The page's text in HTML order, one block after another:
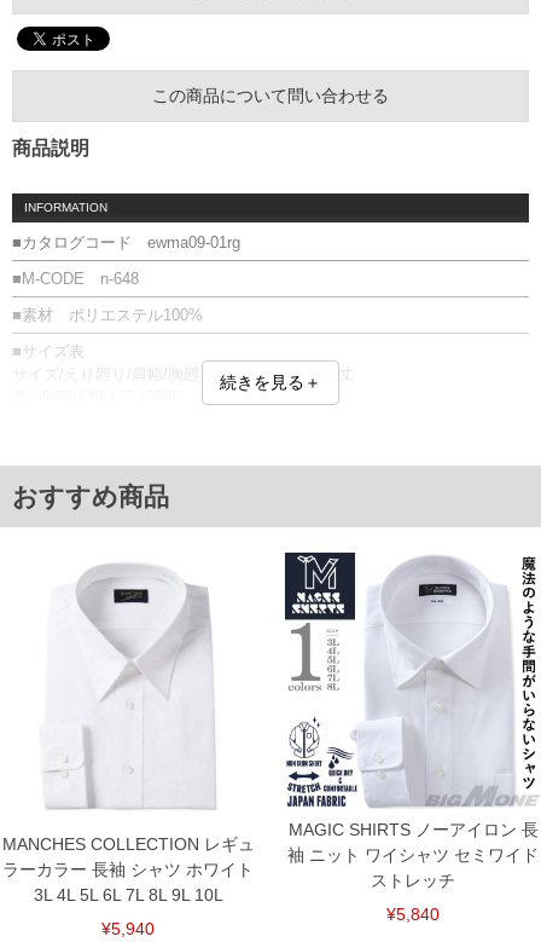
この商品について問い合わせる
商品説明
INFORMATION
■カタログコード ewma09-01rg
■M-CODE n-648
■素材 ポリエステル100%
■サイズ表
サイズ/えり廻り/肩幅/胸廻り/胴廻り/腰廻り/裄丈
6L/51/61/157/155/157/90
7L/53/63/163/161/163/90
8L/55/65/169/167/169/90
※【返品交換について】
返品交換希望の方は、商品到着後1週間以内にご連絡ください。
下着(肌着)やワイシャツは商品の性質上、返品交換不可とさせて頂いております。予め
ご了承くださいませ。
※【ボトムの裾上げをご希望の場合】
裾上げ料金は500円+税となります。
備考欄に股下●cmとご記入下さい。（裾上げ無料対象商品は1本につき税込6,000円以
上の品が対象。1本5,999円以下の商品は有料（500円+税）となります。）
出荷まで約1週間～20日間程お時間を頂く場合がございます。
尚、裾上げした商品は返品・交換不可となりますので、予めご了承下さい。
一部、お直しに対応出来ない商品がございます。(例：裾にファスナーや調節ひもが付
※商品によって若干のサイズの誤差がございます。また、お客様がご使用の環境（コ
ンピュータ画面）によって、商品の色味が若干異なる場合がございます。予めご了承
ください。
※当店での掲載商品は、実店鋪と在庫を共用しておりますので店頭での売り違い、店
舗からのお取り寄せ等により、お客様にご迷惑をお掛けしてしまう場合がございま
す。そのようなことがない様最大限に努めておりますが、もしあった場合速やかにご
続きを見る＋
おすすめ商品
MANCHES COLLECTION レギュ
ラーカラー 長袖 シャツ ホワイト
3L 4L 5L 6L 7L 8L 9L 10L
¥5,940
MAGIC SHIRTS ノーアイロン 長
袖 ニット ワイシャツ セミワイド
ストレッチ
¥5,840